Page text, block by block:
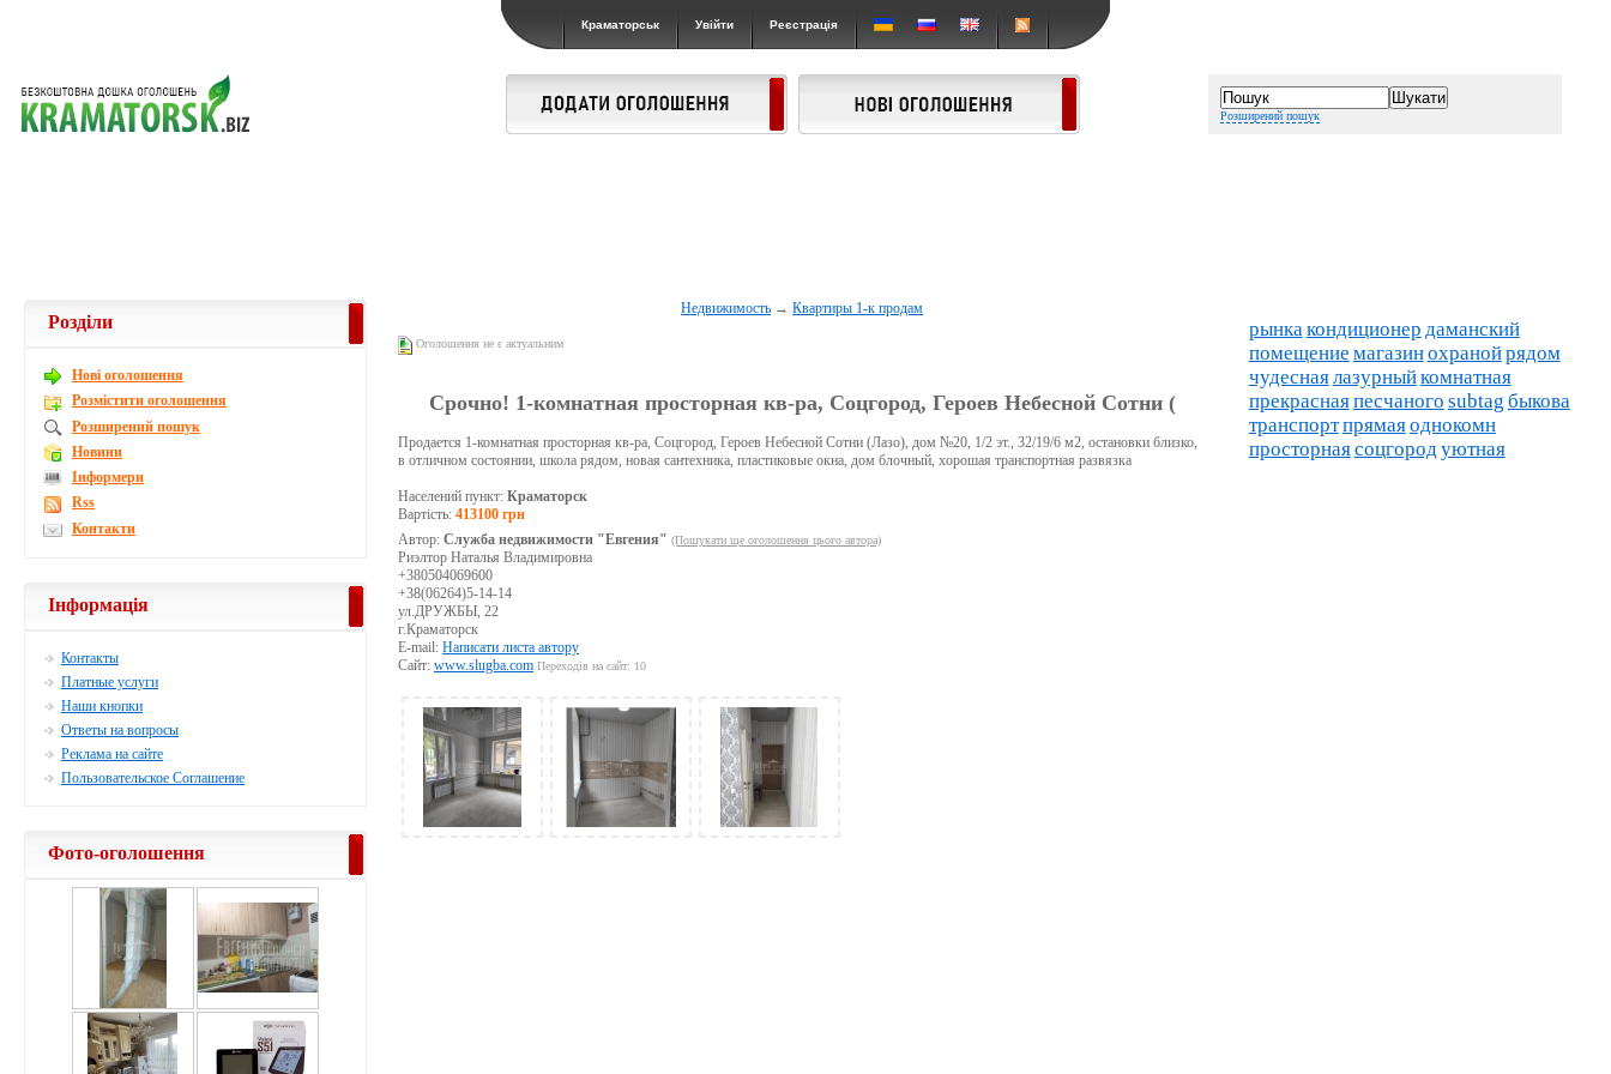
Краматорськ Увійти Реєстрація
Розширений пошук
Недвижимость →Квартиры 1-к продам
Оголошення не є актуальним
Срочно! 1-комнатная просторная кв-ра, Соцгород, Героев Небесной Сотни (
Продается 1-комнатная просторная кв-ра, Соцгород, Героев Небесной Сотни (Лазо), дом №20, 1/2 эт., 32/19/6 м2, остановки близко,
в отличном состоянии, школа рядом, новая сантехника, пластиковые окна, дом блочный, хорошая транспортная развязка
Населений пункт: Краматорск
Вартість: 413100 грн
Автор: Служба недвижимости "Евгения" (Пошукати ще оголошення цього автора)
Риэлтор Наталья Владимировна
+380504069600
+38(06264)5-14-14
ул.ДРУЖБЫ, 22
г.Краматорск
E-mail: Написати листа автору
Сайт: www.slugba.com Переходів на сайт: 10
Розділи
Новi оголошення
Розмістити оголошення
Розширений пошук
Новини
Інформери
Rss
Контакти
Інформація
Контакты
Платные услуги
Наши кнопки
Ответы на вопросы
Реклама на сайте
Пользовательское Соглашение
Фото-оголошення
рынкакондиционер даманский
помещение магазинохранойрядом
чудеснаялазурныйкомнатная
прекраснаяпесчаного subtag быкова
транспортпрямаяоднокомн
просторнаясоцгородуютная